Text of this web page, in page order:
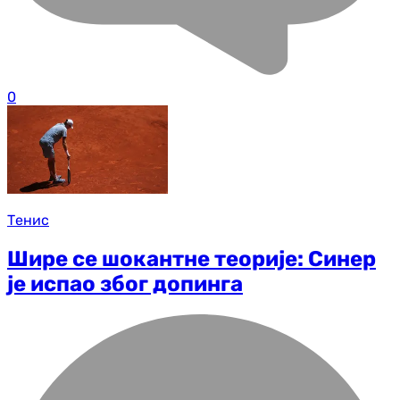
0
Тенис
Шире се шокантне теорије: Синер
је испао због допинга